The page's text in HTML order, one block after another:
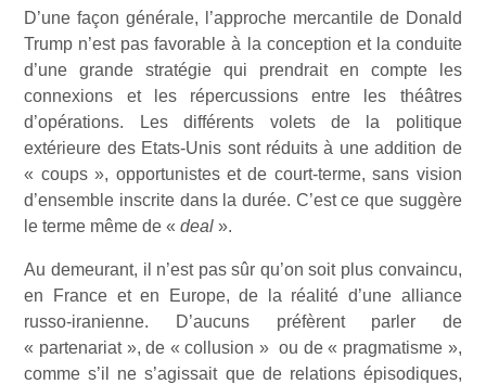
D’une façon générale, l’approche mercantile de Donald
Trump n’est pas favorable à la conception et la conduite
d’une grande stratégie qui prendrait en compte les
connexions et les répercussions entre les théâtres
d’opérations. Les différents volets de la politique
extérieure des Etats-Unis sont réduits à une addition de
« coups », opportunistes et de court-terme, sans vision
d’ensemble inscrite dans la durée. C’est ce que suggère
le terme même de «deal».
Au demeurant, il n’est pas sûr qu’on soit plus convaincu,
en France et en Europe, de la réalité d’une alliance
russo-iranienne. D’aucuns préfèrent parler de
« partenariat », de « collusion » ou de « pragmatisme »,
comme s’il ne s’agissait que de relations épisodiques,